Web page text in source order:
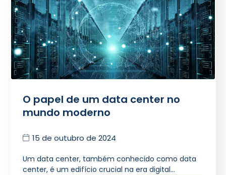
O papel de um data center no
mundo moderno
15 de outubro de 2024
Um data center, também conhecido como data
center, é um edifício crucial na era digital…